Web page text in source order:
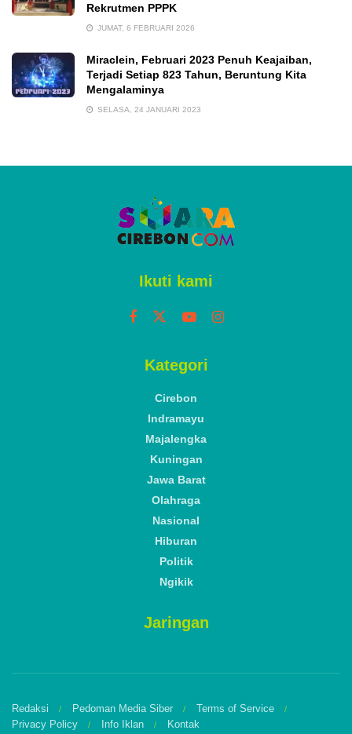
Rekrutmen PPPK
JUMAT, 6 FEBRUARI 2026
Miraclein, Februari 2023 Penuh Keajaiban,
Terjadi Setiap 823 Tahun, Beruntung Kita
Mengalaminya
SELASA, 24 JANUARI 2023
Ikuti kami
Kategori
Cirebon
Indramayu
Majalengka
Kuningan
Jawa Barat
Olahraga
Nasional
Hiburan
Politik
Ngikik
Jaringan
Redaksi Pedoman Media Siber
Terms of Service
Privacy Policy
Info Iklan Kontak